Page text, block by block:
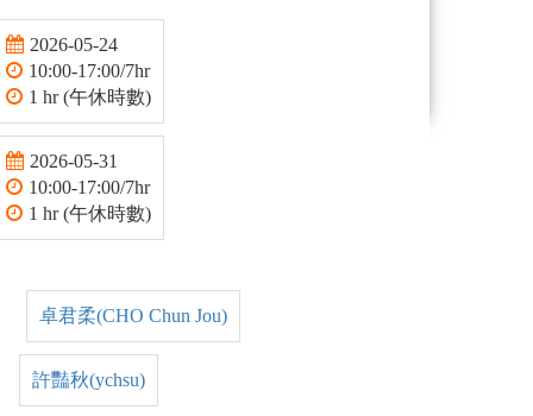
2026-05-24
10:00-17:00/7hr
1 hr (午休時數)
2026-05-31
10:00-17:00/7hr
1 hr (午休時數)
卓君柔(CHO Chun Jou)
許豔秋(ychsu)